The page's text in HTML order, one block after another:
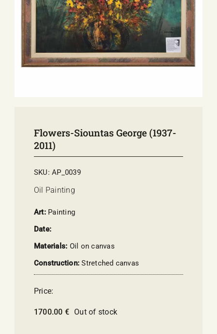
E-SHOP
EVENTS
ABOUT US
COMMUNICATION
Flowers-Siountas George (1937-
2011)
SKU:AP_0039
Oil Painting
Art: Painting
Date:
Materials: Oil on canvas
Construction:Stretched canvas
Price:
1700.00 € Out of stock